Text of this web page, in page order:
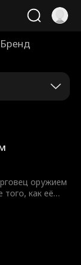
Бренд
оружием
того, как её
и
всё, чтобы